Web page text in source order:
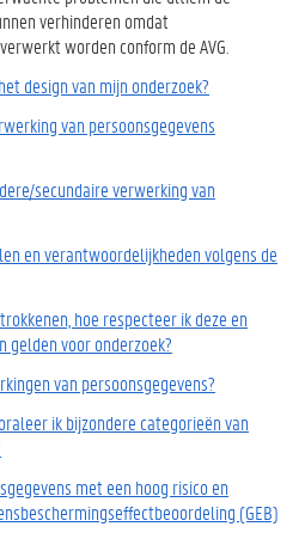
verhinderen omdat
worden conform de AVG.
design van mijn onderzoek?
van persoonsgegevens
secundaire verwerking van
en verantwoordelijkheden volgens de
hoe respecteer ik deze en
gelden voor onderzoek?
van persoonsgegevens?
ik bijzondere categorieën van
met een hoog risico en
(GEB)